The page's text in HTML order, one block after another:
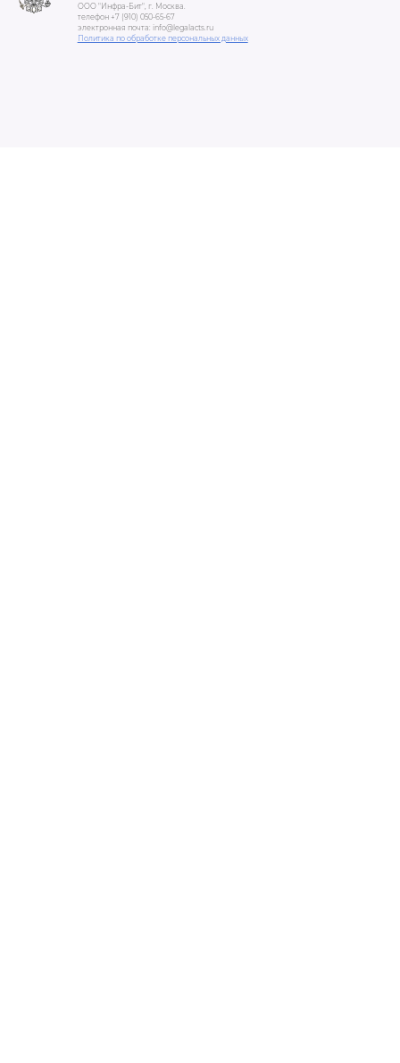
ООО "Инфра-Бит", г. Москва.
телефон +7 (910) 050-65-67
электронная почта: info@legalacts.ru
Политика по обработке персональных данных